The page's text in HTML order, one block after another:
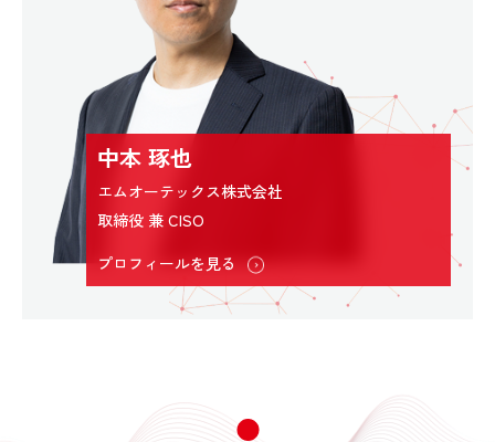
中本 琢也
エムオーテックス株式会社
取締役 兼 CISO
プロフィールを見る